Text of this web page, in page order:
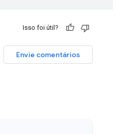
Isso foi útil?
Envie comentários